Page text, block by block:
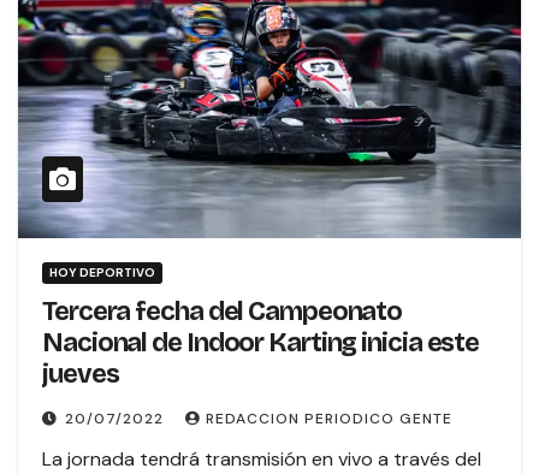
HOY DEPORTIVO
Tercera fecha del Campeonato
Nacional de Indoor Karting inicia este
jueves
20/07/2022 REDACCION PERIODICO GENTE
La jornada tendrá transmisión en vivo a través del